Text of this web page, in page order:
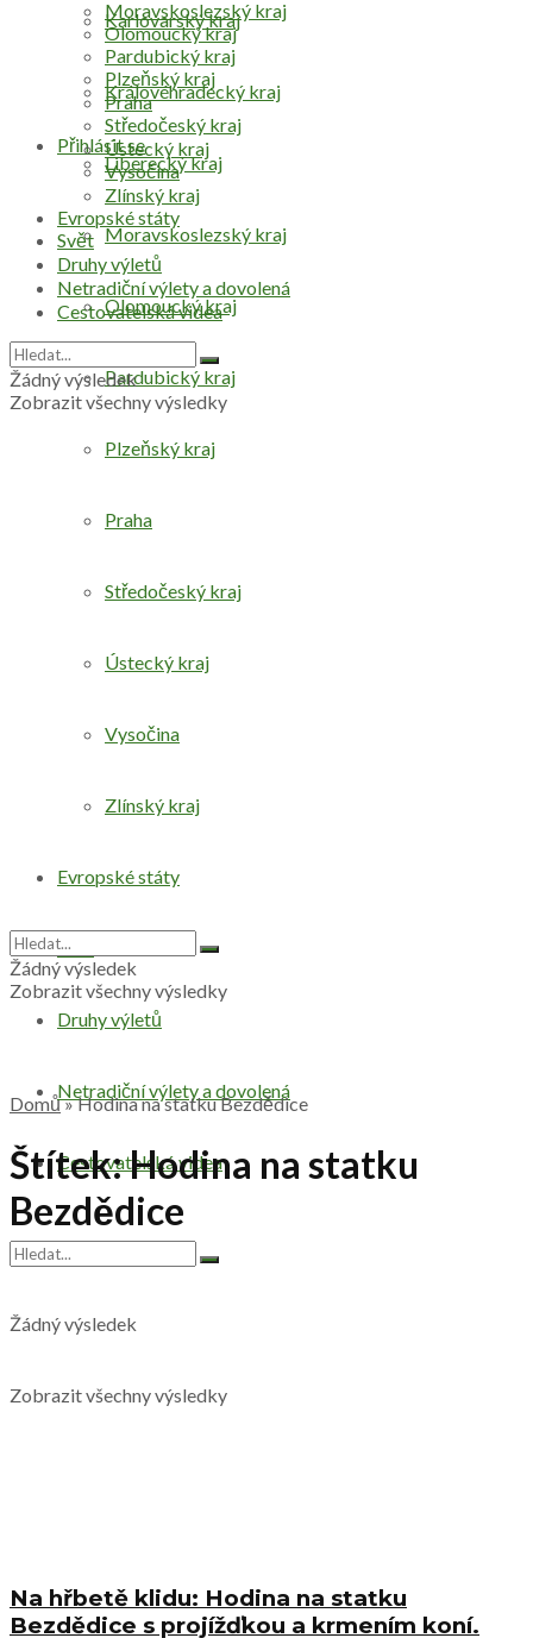
Přihlásit se
Karlovarský kraj
Královéhradecký kraj
Liberecký kraj
Moravskoslezský kraj
Olomoucký kraj
Pardubický kraj
Plzeňský kraj
Praha
Středočeský kraj
Ústecký kraj
Vysočina
Zlínský kraj
Evropské státy
Svět
Druhy výletů
Netradiční výlety a dovolená
Cestovatelská videa
Žádný výsledek
Zobrazit všechny výsledky
Moravskoslezský kraj
Olomoucký kraj
Pardubický kraj
Plzeňský kraj
Praha
Středočeský kraj
Ústecký kraj
Vysočina
Zlínský kraj
Evropské státy
Svět
Druhy výletů
Netradiční výlety a dovolená
Cestovatelská videa
Žádný výsledek
Zobrazit všechny výsledky
Žádný výsledek
Zobrazit všechny výsledky
Domů»Hodina na statku Bezdědice
Štítek:Hodina na statku
Bezdědice
Na hřbetě klidu: Hodina na statku
Bezdědice s projížďkou a krmením koní.